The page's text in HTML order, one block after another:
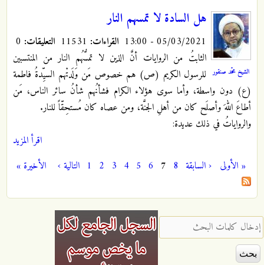
الشيخ محمّد صنقور
هل السادة لا تمسهم النار
05/03/2021 - 13:00 القراءات: التعليقات:
الثابتُ من الروايات أنَّ الذين لا تمسُّهُم النار من المنتسبين
للرسول الكريم (ص) هم خصوص مَن وَلَدتْهم السيِّدةُ فاطمة
(ع) دون واسطة، وأما سوى هؤلاء الكرام فشأنُهم شأنُ سائر الناس، مَن
أطاعَ اللهَ وأصلَح كان من أهلِ الجنَّة، ومن عصاه كان مُستحِقّاً للنار.
والرواياتُ في ذلك عديدة:
اقرأ المزيد
الصفحات
« الأولى ‹ السابقة 1 2 3 4 5 6 7 8 التالية › الأخيرة »
‏إدخال كلمات البحث ‏